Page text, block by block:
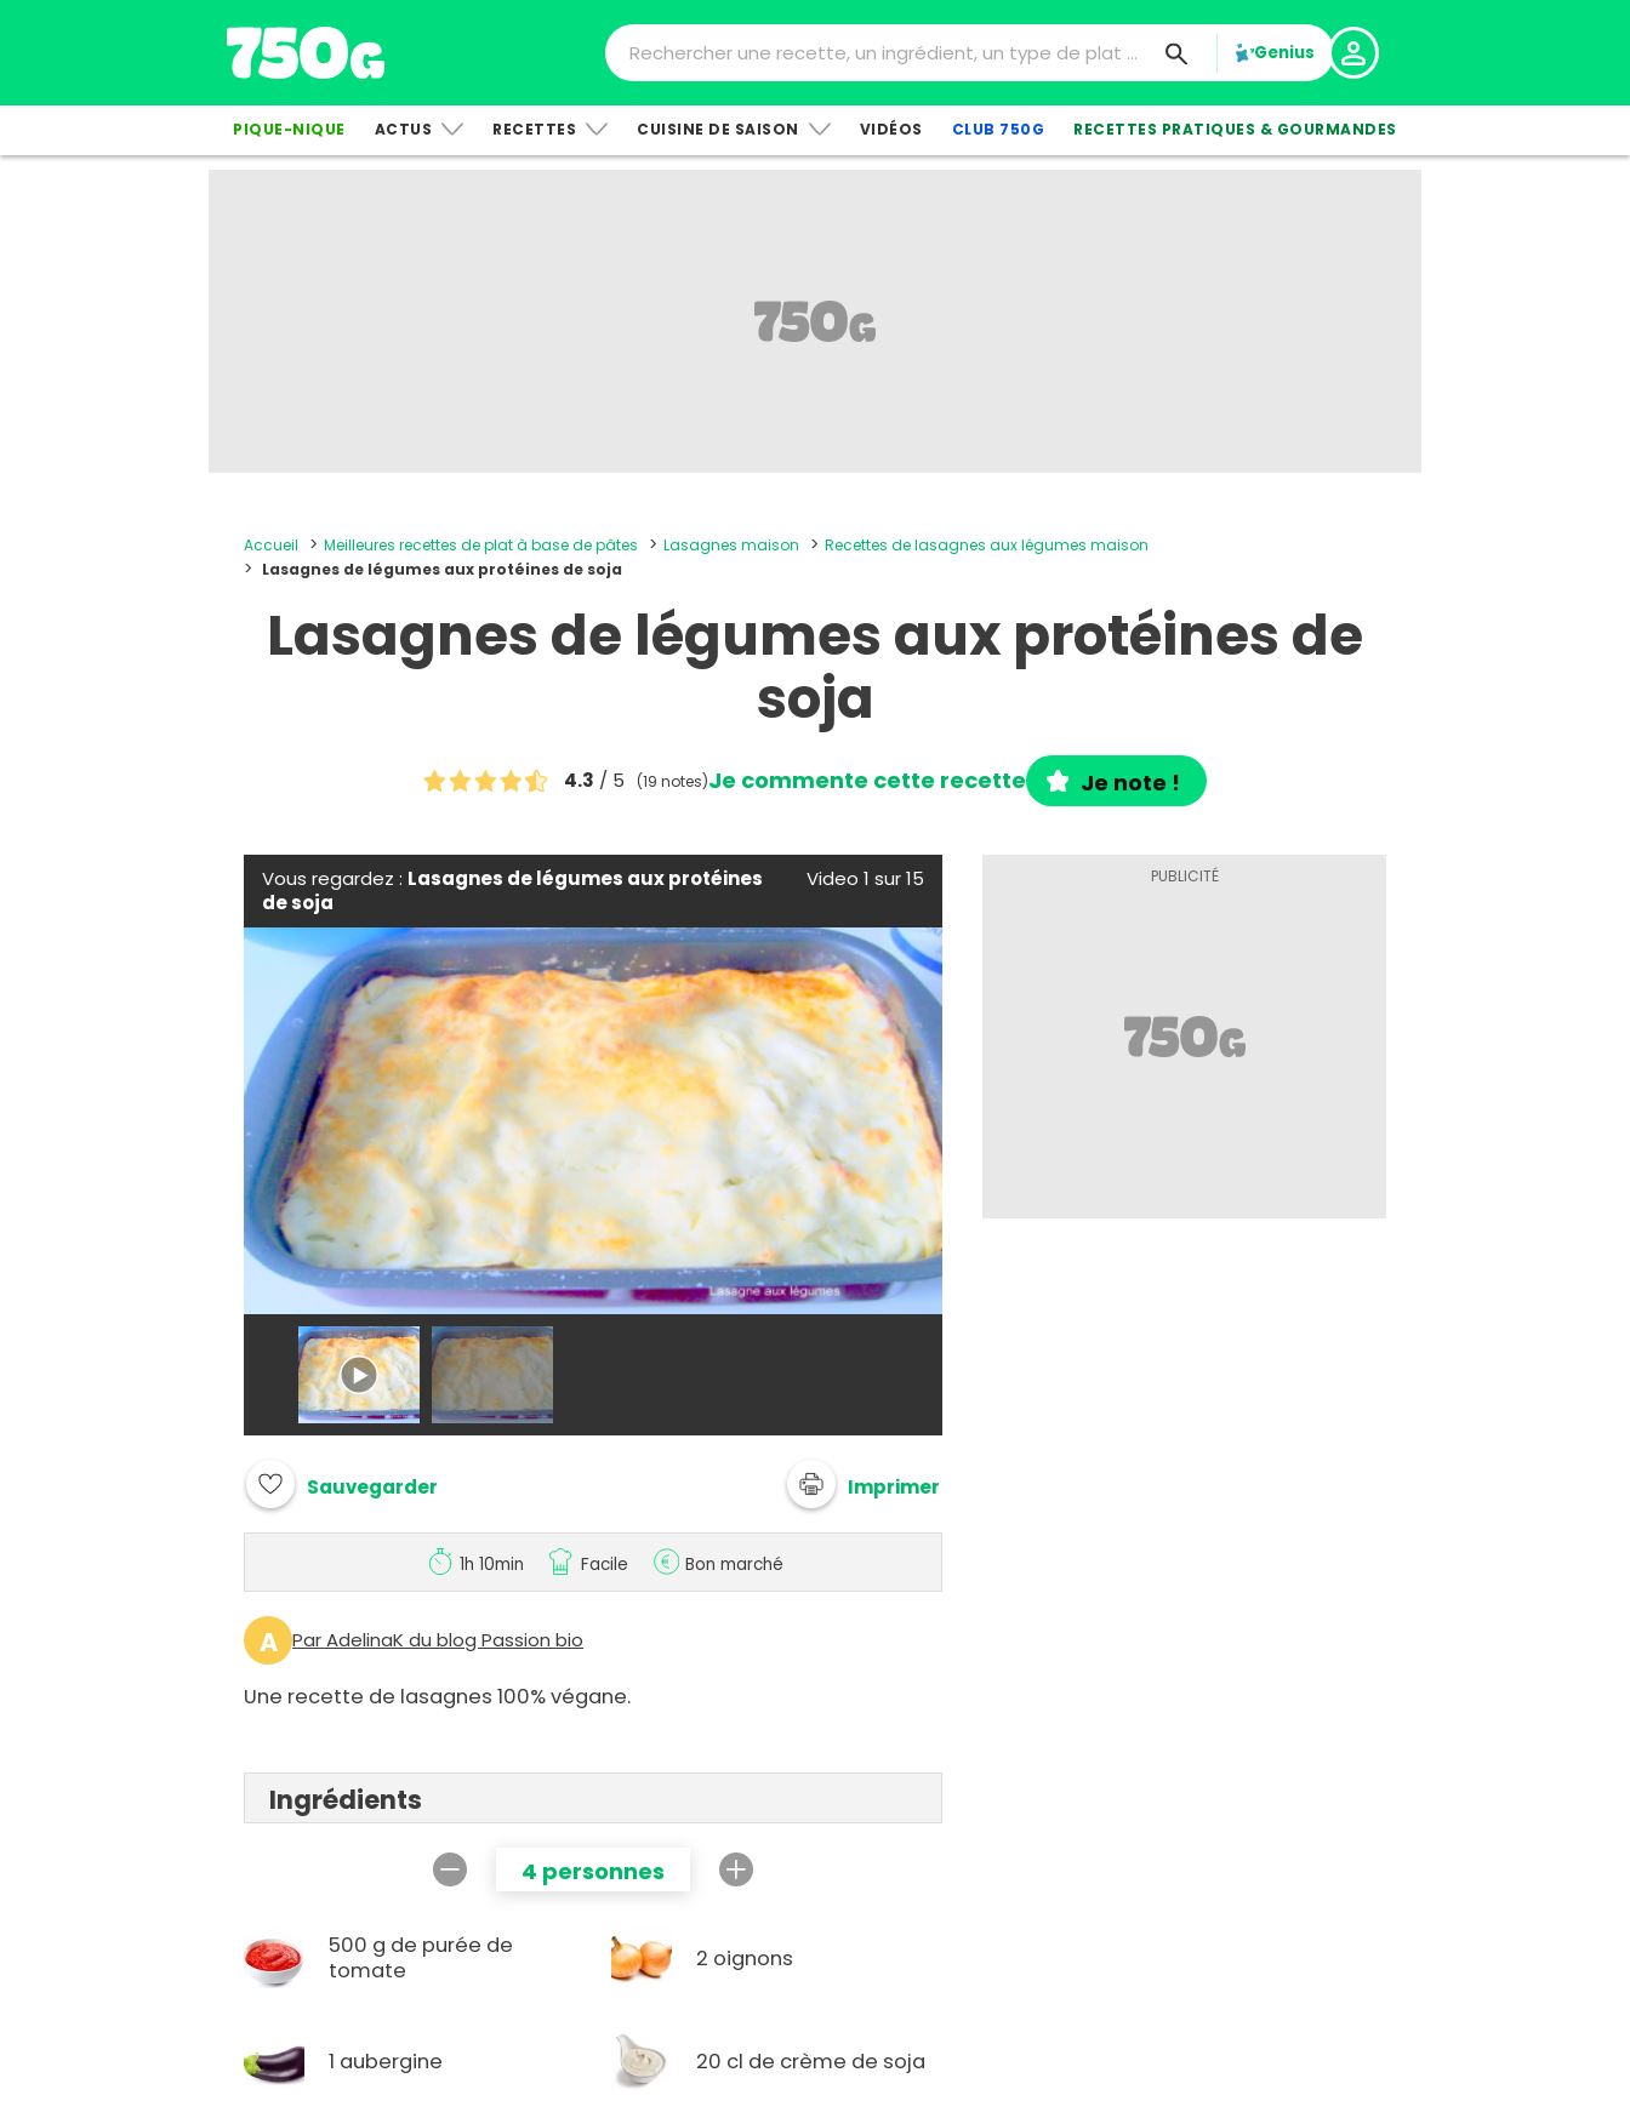
Genius
PIQUE-NIQUE ACTUS RECETTES CUISINE DE SAISON VIDÉOS CLUB 750G RECETTES PRATIQUES & GOURMANDES
Accueil Meilleures recettes de plat à base de pâtes Lasagnes maison
Recettes de lasagnes aux légumes maison
Lasagnes de légumes aux protéines de soja
Lasagnes de légumes aux protéines de
soja
4.3 / 5 (19 notes)Je commente cette recette Je note !
Vous regardez : Lasagnes de légumes aux protéines
de soja
Video 1 sur 15
Sauvegarder Imprimer
1h 10min Facile Bon marché
A Par AdelinaK du blog Passion bio
Une recette de lasagnes 100% végane.
Ingrédients
4 personnes
500 g de purée de
tomate
2 oignons
1 aubergine 20 cl de crème de soja